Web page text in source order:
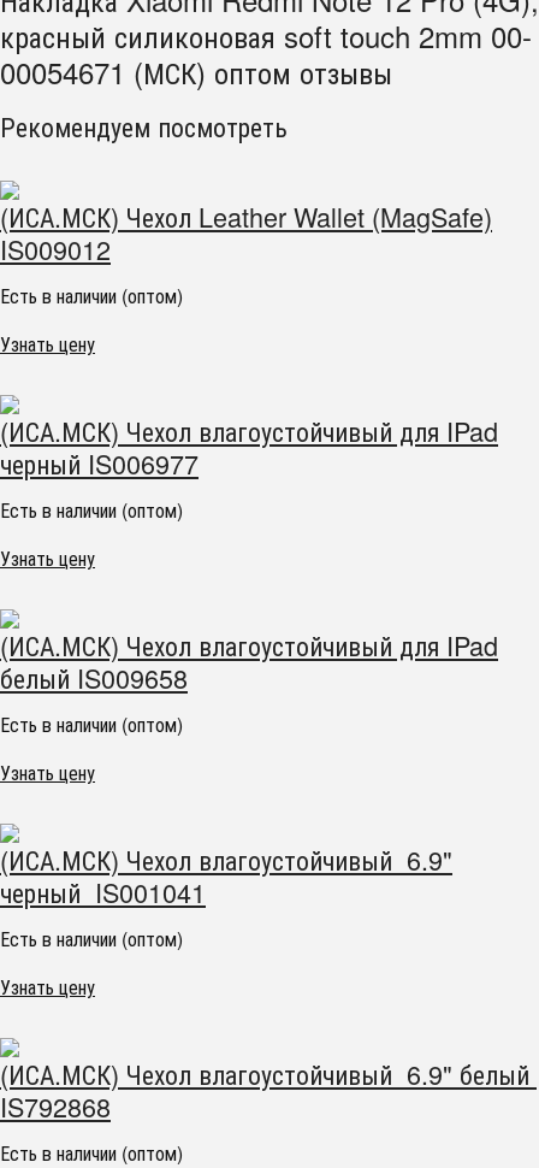
красный силиконовая soft touch 2mm 00-
00054671 (МСК) оптом отзывы
Рекомендуем посмотреть
(ИСА.МСК) Чехол Leather Wallet (MagSafe)
IS009012
Есть в наличии (оптом)
Узнать цену
(ИСА.МСК) Чехол влагоустойчивый для IPad
черный IS006977
Есть в наличии (оптом)
Узнать цену
(ИСА.МСК) Чехол влагоустойчивый для IPad
белый IS009658
Есть в наличии (оптом)
Узнать цену
(ИСА.МСК) Чехол влагоустойчивый 6.9"
черный IS001041
Есть в наличии (оптом)
Узнать цену
(ИСА.МСК) Чехол влагоустойчивый 6.9" белый
IS792868
Есть в наличии (оптом)